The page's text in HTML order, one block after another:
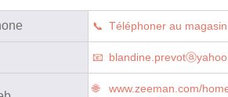
Téléphoner au magasin
www.zeeman.com/